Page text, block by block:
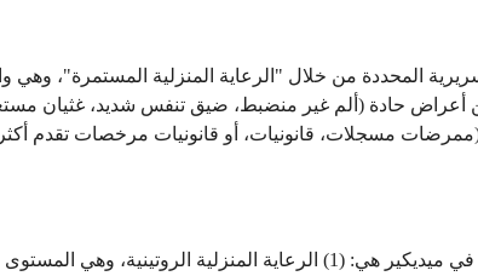
المحددة من خلال "الرعاية المنزلية المستمرة"، وهي
أعراض حادة (ألم غير منضبط، ضيق تنفس شديد، غثيان